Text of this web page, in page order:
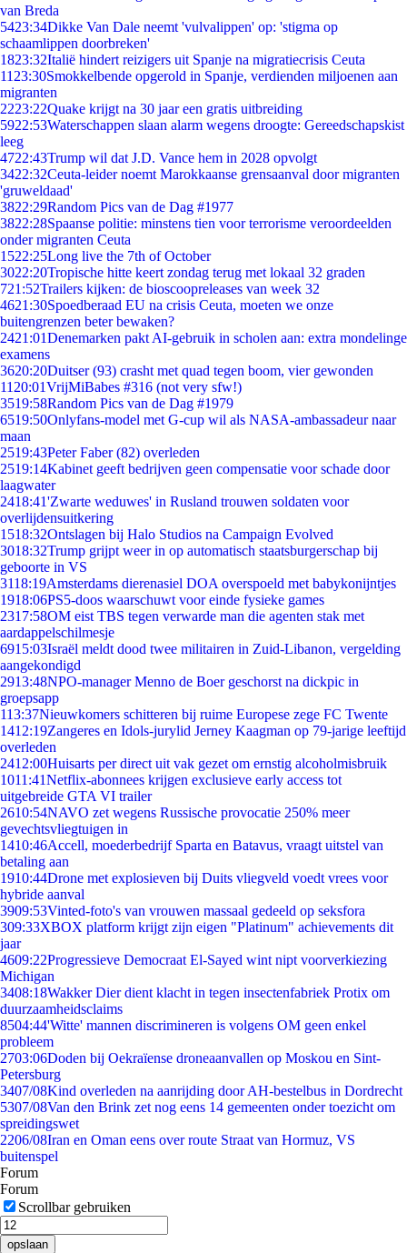
van Breda
5423:34Dikke Van Dale neemt 'vulvalippen' op: 'stigma op
schaamlippen doorbreken'
1823:32Italië hindert reizigers uit Spanje na migratiecrisis Ceuta
11 23:30Smokkelbende opgerold in Spanje, verdienden miljoenen aan
migranten
2223:22Quake krijgt na 30 jaar een gratis uitbreiding
5922:53Waterschappen slaan alarm wegens droogte: Gereedschapskist
leeg
4722:43Trump wil dat J.D. Vance hem in 2028 opvolgt
3422:32Ceuta-leider noemt Marokkaanse grensaanval door migranten
'gruweldaad'
3822:29Random Pics van de Dag #1977
3822:28Spaanse politie: minstens tien voor terrorisme veroordeelden
onder migranten Ceuta
1522:25Long live the 7th of October
3022:20Tropische hitte keert zondag terug met lokaal 32 graden
721:52Trailers kijken: de bioscoopreleases van week 32
4621:30Spoedberaad EU na crisis Ceuta, moeten we onze
buitengrenzen beter bewaken?
2421:01Denemarken pakt AI-gebruik in scholen aan: extra mondelinge
examens
3620:20Duitser (93) crasht met quad tegen boom, vier gewonden
11 20:01VrijMiBabes #316 (not very sfw!)
3519:58Random Pics van de Dag #1979
6519:50Onlyfans-model met G-cup wil als NASA-ambassadeur naar
maan
2519:43Peter Faber (82) overleden
2519:14Kabinet geeft bedrijven geen compensatie voor schade door
laagwater
2418:41'Zwarte weduwes' in Rusland trouwen soldaten voor
overlijdensuitkering
1518:32Ontslagen bij Halo Studios na Campaign Evolved
3018:32Trump grijpt weer in op automatisch staatsburgerschap bij
geboorte in VS
3118:19Amsterdams dierenasiel DOA overspoeld met babykonijntjes
1918:06PS5-doos waarschuwt voor einde fysieke games
2317:58OM eist TBS tegen verwarde man die agenten stak met
aardappelschilmesje
6915:03Israël meldt dood twee militairen in Zuid-Libanon, vergelding
aangekondigd
2913:48NPO-manager Menno de Boer geschorst na dickpic in
groepsapp
113:37Nieuwkomers schitteren bij ruime Europese zege FC Twente
1412:19Zangeres en Idols-jurylid Jerney Kaagman op 79-jarige leeftijd
overleden
2412:00Huisarts per direct uit vak gezet om ernstig alcoholmisbruik
1011:41Netflix-abonnees krijgen exclusieve early access tot
uitgebreide GTA VI trailer
2610:54NAVO zet wegens Russische provocatie 250% meer
gevechtsvliegtuigen in
1410:46Accell, moederbedrijf Sparta en Batavus, vraagt uitstel van
betaling aan
1910:44Drone met explosieven bij Duits vliegveld voedt vrees voor
hybride aanval
3909:53Vinted-foto's van vrouwen massaal gedeeld op seksfora
309:33XBOX platform krijgt zijn eigen "Platinum" achievements dit
jaar
4609:22Progressieve Democraat El-Sayed wint nipt voorverkiezing
Michigan
3408:18Wakker Dier dient klacht in tegen insectenfabriek Protix om
duurzaamheidsclaims
8504:44'Witte' mannen discrimineren is volgens OM geen enkel
probleem
2703:06Doden bij Oekraïense droneaanvallen op Moskou en Sint-
Petersburg
3407/08Kind overleden na aanrijding door AH-bestelbus in Dordrecht
5307/08Van den Brink zet nog eens 14 gemeenten onder toezicht om
spreidingswet
2206/08Iran en Oman eens over route Straat van Hormuz, VS
buitenspel
Forum
Forum
Scrollbar gebruiken
opslaan